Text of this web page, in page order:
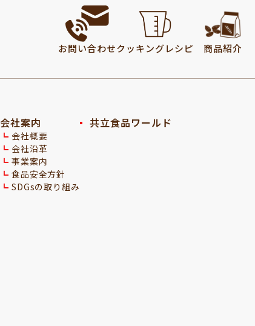
お問い合わせクッキングレシピ 商品紹介
会社案内
会社概要
会社沿革
事業案内
食品安全方針
SDGsの取り組み
共立食品ワールド